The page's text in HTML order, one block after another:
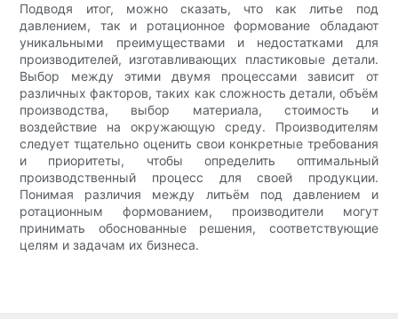
Подводя итог, можно сказать, что как литье под
давлением, так и ротационное формование обладают
уникальными преимуществами и недостатками для
производителей, изготавливающих пластиковые детали.
Выбор между этими двумя процессами зависит от
различных факторов, таких как сложность детали, объём
производства, выбор материала, стоимость и
воздействие на окружающую среду. Производителям
следует тщательно оценить свои конкретные требования
и приоритеты, чтобы определить оптимальный
производственный процесс для своей продукции.
Понимая различия между литьём под давлением и
ротационным формованием, производители могут
принимать обоснованные решения, соответствующие
целям и задачам их бизнеса.